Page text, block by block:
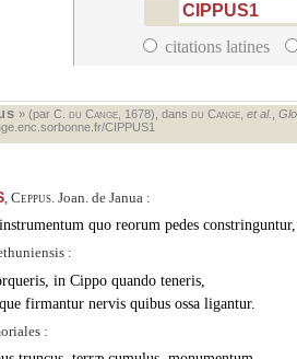
citations latines
» (par C. du Cange, 1678), dans du Cange, et al.
CIPPUS1
, Ceppus.Joan. de Janua :
quo reorum pedes constringuntur,
:
in Cippo quando teneris,
firmantur nervis quibus ossa ligantur.
: